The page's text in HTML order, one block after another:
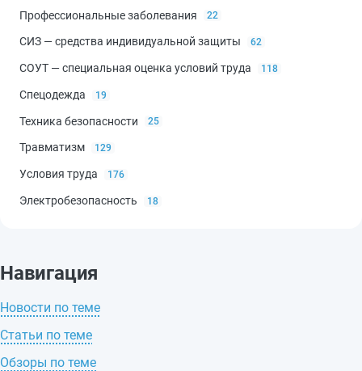
Профессиональные заболевания 22
СИЗ — средства индивидуальной защиты 62
СОУТ — специальная оценка условий труда 118
Спецодежда 19
Техника безопасности 25
Травматизм 129
Условия труда 176
Электробезопасность 18
Навигация
Новости по теме
Статьи по теме
Обзоры по теме